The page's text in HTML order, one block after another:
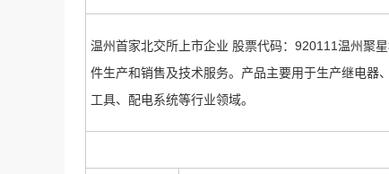
温州首家北交所上市企业 股票代码：920111温州聚
件生产和销售及技术服务。产品主要用于生产继电器
工具、配电系统等行业领域。